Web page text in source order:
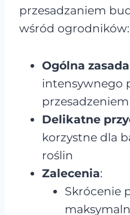
przesadzaniem
wśród ogrodników:
Ogólna zasada
intensywnego
przesadzeniem
Delikatne
korzystne dla
roślin
Zalecenia:
Skrócenie